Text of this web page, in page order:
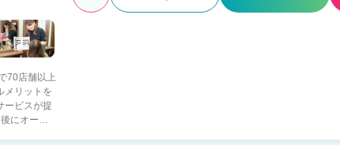
70店舗以上
メリットを
ービスが提
にオート